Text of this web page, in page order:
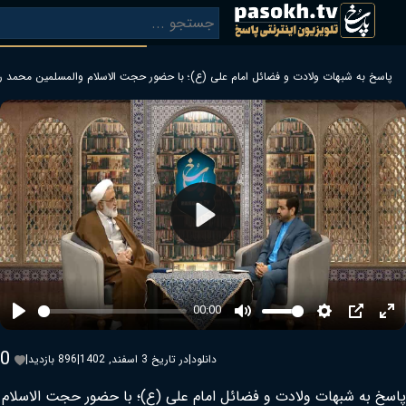
امام علی (ع)؛ با حضور حجت الاسلام والمسلمین محمد رضا جباری بازگشت
Play
00:00
Mute
Play
0 | 896 بازدید|
فضائل امام علی (ع)؛ با حضور حجت الاسلام